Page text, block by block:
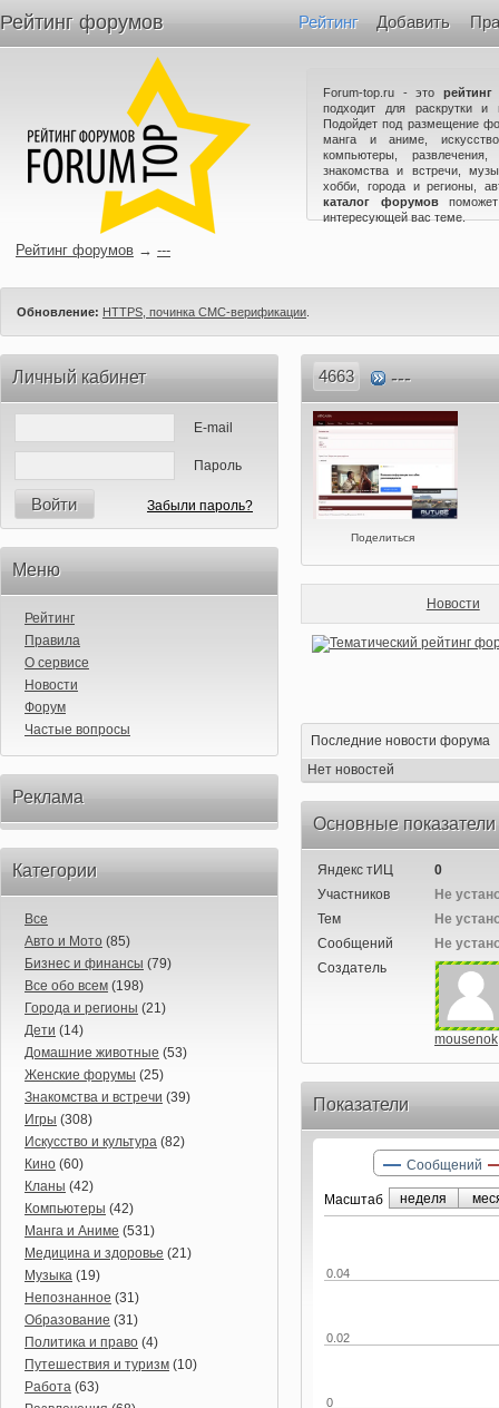
Рейтинг форумов Рейтинг Добавить
Forum-top.ru - это
подходит для раскрутки и
Подойдет под размещение
манга и аниме,
компьютеры,
знакомства и встречи,
хобби, города и регионы,
каталог форумов
интересующей вас теме.
Рейтинг форумов → ---
Обновление: HTTPS, починка СМС-верификации
Личный кабинет
E-mail
Пароль
Войти Забыли пароль?
Меню
Рейтинг
Правила
О сервисе
Новости
Форум
Частые вопросы
Реклама
Категории
Все
Авто и Мото (85)
Бизнес и финансы (79)
Все обо всем (198)
Города и регионы (21)
Дети (14)
Домашние животные (53)
Женские форумы (25)
Знакомства и встречи (39)
Игры (308)
Искусство и культура (82)
Кино (60)
Кланы (42)
Компьютеры (42)
Манга и Аниме (531)
Медицина и здоровье (21)
Музыка (19)
Непознанное (31)
Образование (31)
Политика и право (4)
Путешествия и туризм (10)
Работа (63)
4663 ---
Поделиться
Новости
Последние новости форума
Нет новостей
Основные
Яндекс тИЦ
0
Участников
Не
Тем
Не
Сообщений
Не
Создатель
mousenok
Показатели
Маcштаб
0
0.02
0.04
Сообщений
неделя